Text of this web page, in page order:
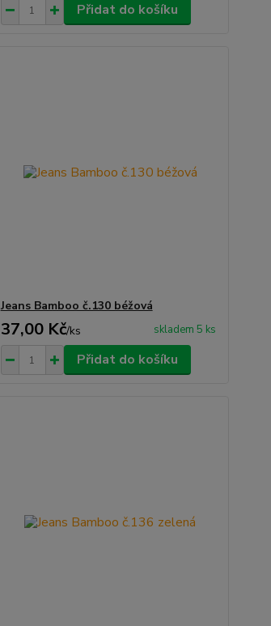
Přidat do košíku
Jeans Bamboo č.130 béžová
37,00 Kč/ks skladem 5 ks
Přidat do košíku